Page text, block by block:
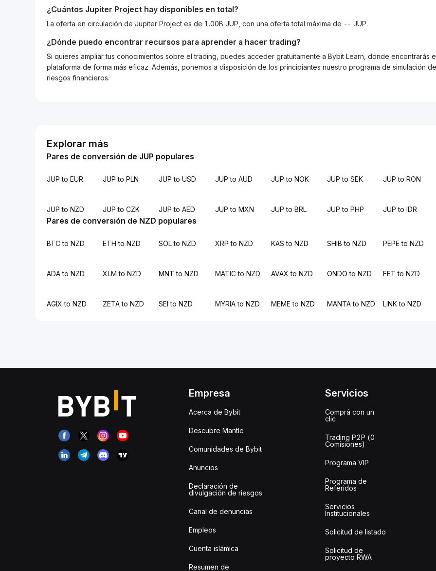
¿Cuántos Jupiter Project hay disponibles en total?
La oferta en circulación de Jupiter Project es de 1.00B JUP, con una oferta total máxima de -- JUP.
¿Dónde puedo encontrar recursos para aprender a hacer trading?
Si quieres ampliar tus conocimientos sobre el trading, puedes acceder gratuitamente a Bybit Learn, donde encontrarás
plataforma de forma más eficaz. Además, ponemos a disposición de los principiantes nuestro programa de simulación
riesgos financieros.
Explorar más
Pares de conversión de JUP populares
JUP to EUR JUP to PLN JUP to USD JUP to AUD JUP to NOK JUP to SEK JUP to RON
JUP to NZD JUP to CZK JUP to AED JUP to MXN JUP to BRL JUP to PHP JUP to IDR
Pares de conversión de NZD populares
BTC to NZD ETH to NZD SOL to NZD XRP to NZD KAS to NZD SHIB to NZD PEPE to NZD
ADA to NZD XLM to NZD MNT to NZD MATIC to NZD AVAX to NZD ONDO to NZD FET to NZD
AGIX to NZD ZETA to NZD SEI to NZD MYRIA to NZD MEME to NZD MANTA to NZD LINK to NZD
Empresa
Acerca de Bybit
Descubre Mantle
Comunidades de Bybit
Anuncios
Declaración de
divulgación de riesgos
Canal de denuncias
Empleos
Cuenta islámica
Resumen de
Servicios
Comprá con un
clic
Trading P2P (0
Comisiones)
Programa VIP
Programa de
Referidos
Servicios
Institucionales
Solicitud de listado
Solicitud de
proyecto RWA